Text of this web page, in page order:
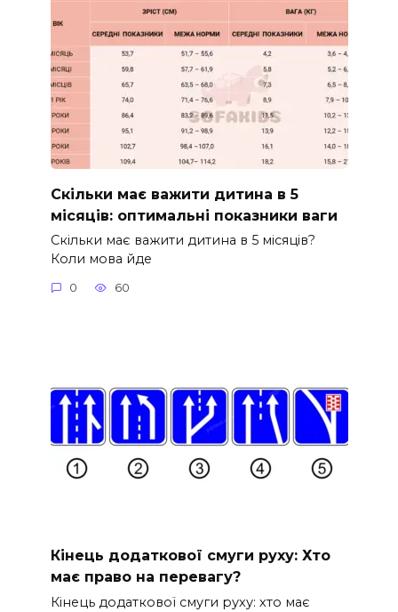
Скільки має важити дитина в 5
місяців: оптимальні показники ваги
Скільки має важити дитина в 5 місяців?
Коли мова йде
0 60
Кінець додаткової смуги руху: Хто
має право на перевагу?
Кінець додаткової смуги руху: хто має